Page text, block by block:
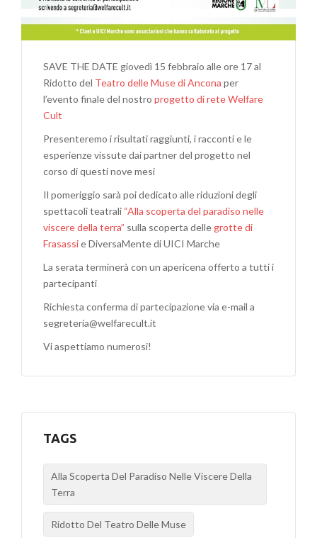
SAVE THE DATE giovedì 15 febbraio alle ore 17 al
Ridotto del Teatro delle Muse di Ancona per
l’evento finale del nostro progetto di rete Welfare
Cult
Presenteremo i risultati raggiunti, i racconti e le
esperienze vissute dai partner del progetto nel
corso di questi nove mesi
Il pomeriggio sarà poi dedicato alle riduzioni degli
spettacoli teatrali “Alla scoperta del paradiso nelle
viscere della terra” sulla scoperta delle grotte di
Frasassie DiversaMente di UICI Marche
La serata terminerà con un apericena offerto a tutti i
partecipanti
Richiesta conferma di partecipazione via e-mail a
segreteria@welfarecult.it
Vi aspettiamo numerosi!
TAGS
Alla Scoperta Del Paradiso Nelle Viscere Della
Terra
Ridotto Del Teatro Delle Muse